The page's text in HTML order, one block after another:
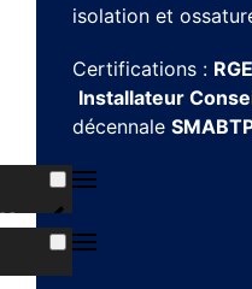
isolation et
Certifications : RGE
Installateur
décennale